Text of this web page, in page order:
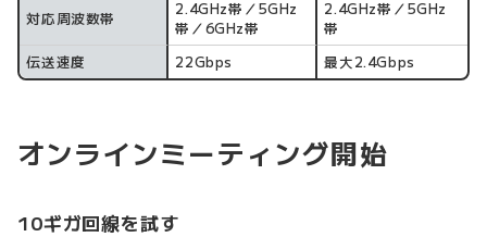
対応周波数帯
2.4GHz帯／5GHz
帯／6GHz帯
2.4GHz帯／5GHz
帯
伝送速度
22Gbps 最大2.4Gbps
オンラインミーティング開始
10ギガ回線を試す